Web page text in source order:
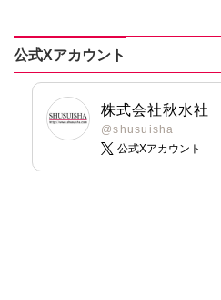
公式Xアカウント
株式会社秋水社
@shusuisha
公式Xアカウント